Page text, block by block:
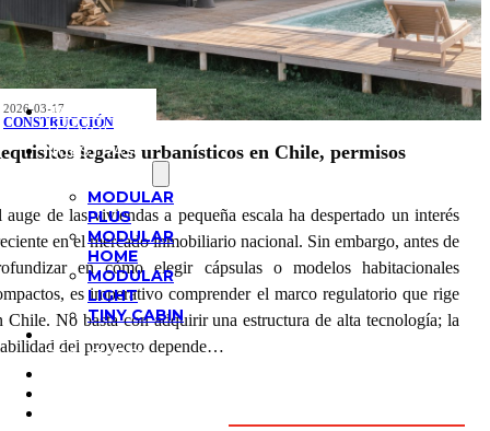
¿POR QUÉ
TECNOFAST?
NUESTRAS
MODULAR
PLUS
MODULAR
HOME
MODULAR
LIGHT
TINY CABIN
REALIZADOS
2026-03-17
CONSTRUCCIÓN
legales urbanísticos en Chile, permisos
auge de las viviendas a pequeña escala ha despertado un interés
en el mercado inmobiliario nacional. Sin embargo, antes de
en cómo elegir cápsulas o modelos habitacionales
es imperativo comprender el marco regulatorio que rige
Chile. No basta con adquirir una estructura de alta tecnología; la
del proyecto depende…